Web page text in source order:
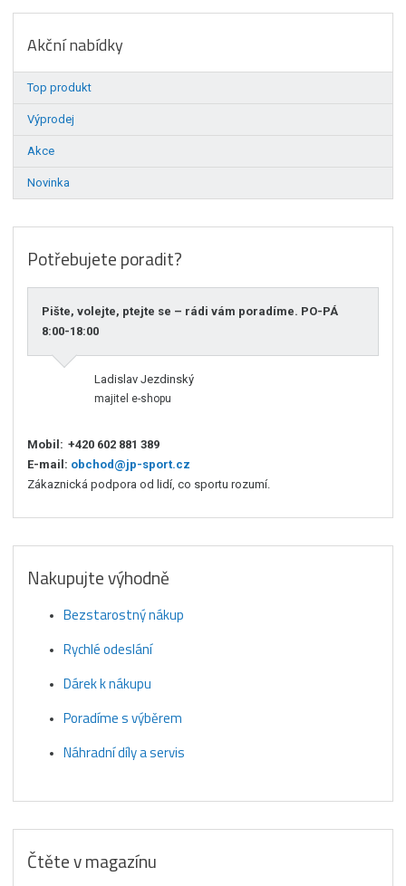
Akční nabídky
Top produkt
Výprodej
Akce
Novinka
Potřebujete poradit?
Pište, volejte, ptejte se – rádi vám poradíme. PO-PÁ
8:00-18:00
Ladislav Jezdinský
majitel e-shopu
Mobil: +420 602 881 389
E-mail: obchod@jp-sport.cz
Zákaznická podpora od lidí, co sportu rozumí.
Nakupujte výhodně
Bezstarostný nákup
Rychlé odeslání
Dárek k nákupu
Poradíme s výběrem
Náhradní díly a servis
Čtěte v magazínu